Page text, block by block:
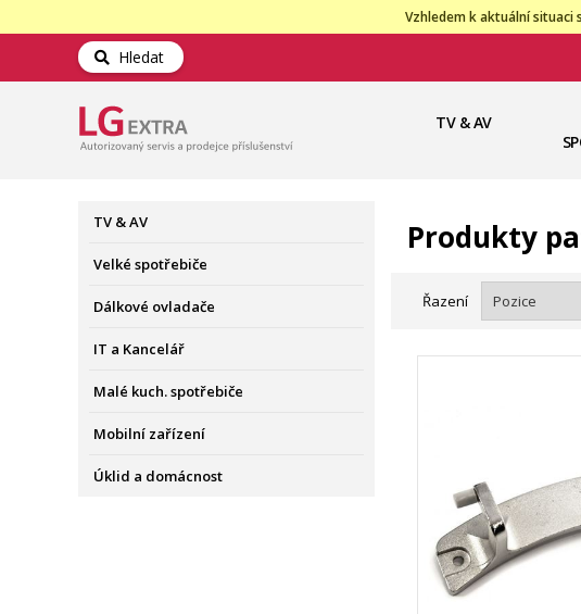
Vzhledem k aktuální situaci
Hledat
TV & AV
TV & AV
Velké spotřebiče
Dálkové ovladače
IT a Kancelář
Malé kuch. spotřebiče
Mobilní zařízení
Úklid a domácnost
Produkty
Řazení